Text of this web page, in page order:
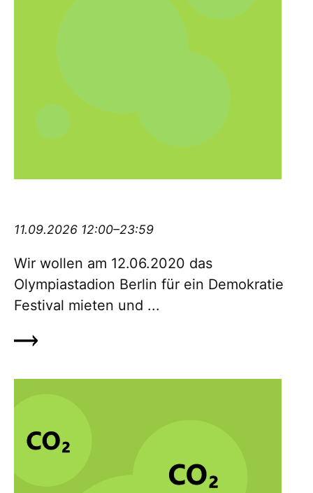
11.09.2026 12:00–23:59
Wir wollen am 12.06.2020 das
Olympiastadion Berlin für ein De­mo­kratie
Festival mieten und ...